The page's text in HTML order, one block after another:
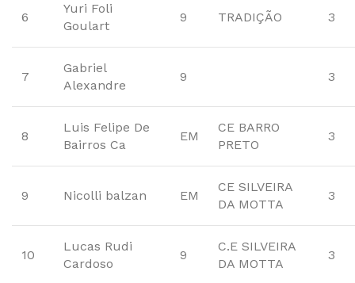
6
Yuri Foli
Goulart
9 TRADIÇÃO 3
7
Gabriel
Alexandre
9 3
8
Luis Felipe De
Bairros Ca
EM
CE BARRO
PRETO
3
9 Nicolli balzan EM
CE SILVEIRA
DA MOTTA
3
10
Lucas Rudi
Cardoso
9
C.E SILVEIRA
DA MOTTA
3